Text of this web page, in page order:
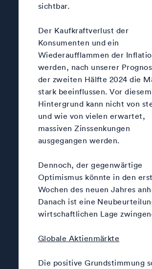
sichtbar.
Der Kaufkraftverlust der
Konsumenten und ein
Wiederaufflammen der
werden, nach unserer
der zweiten Hälfte 2024 die
stark beeinflussen. Vor diesem
Hintergrund kann nicht von
und wie von vielen erwartet,
massiven Zinssenkungen
ausgegangen werden.
Dennoch, der gegenwärtige
Optimismus könnte in den
Wochen des neuen Jahres
Danach ist eine
wirtschaftlichen Lage
Globale Aktienmärkte
Die positive Grundstimmung